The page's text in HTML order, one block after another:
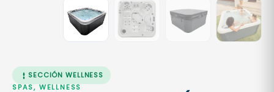
SECCIÓN WELLNESS
SPAS, WELLNESS